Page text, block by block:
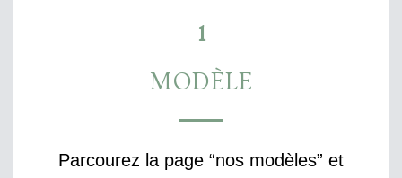
1
MODÈLE
Parcourez la page “nos modèles” et